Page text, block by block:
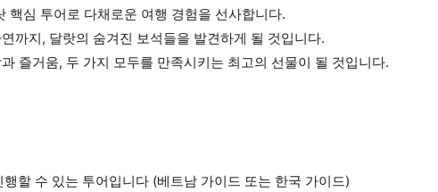
핵심 투어로 다채로운 여행 경험을 선사합니다.
까지, 달랏의 숨겨진 보석들을 발견하게 될 것입니다.
즐거움, 두 가지 모두를 만족시키는 최고의 선물이 될 것입니다.
할 수 있는 투어입니다 (베트남 가이드 또는 한국 가이드)